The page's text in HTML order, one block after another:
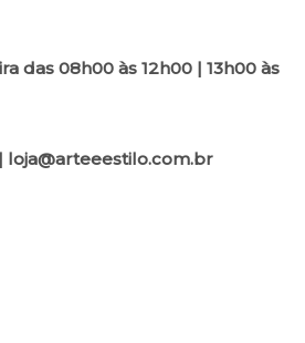
das 08h00 às 12h00 | 13h00 às
loja@arteeestilo.com.br